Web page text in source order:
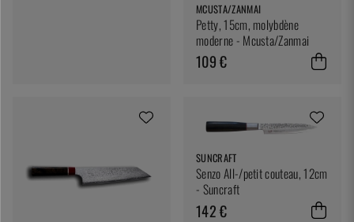
MCUSTA/ZANMAI
Petty, 15cm, molybdène
moderne - Mcusta/Zanmai
109 €
SUNCRAFT
Senzo All-/petit couteau, 12cm
- Suncraft
142 €